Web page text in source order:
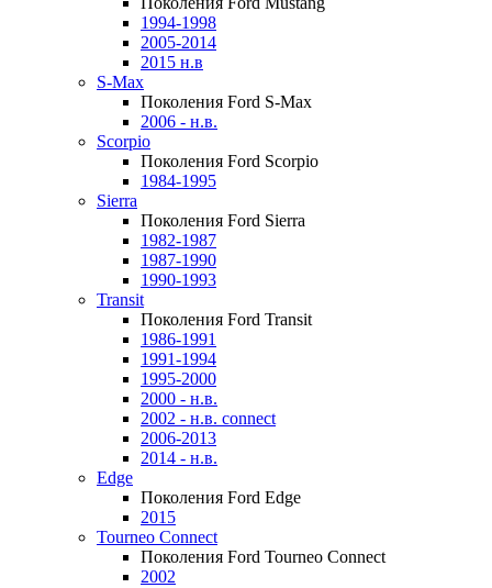
1994-1998
2005-2014
2015 н.в
S-Max
Поколения Ford S-Max
2006 - н.в.
Scorpio
Поколения Ford Scorpio
1984-1995
Sierra
Поколения Ford Sierra
1982-1987
1987-1990
1990-1993
Transit
Поколения Ford Transit
1986-1991
1991-1994
1995-2000
2000 - н.в.
2002 - н.в. connect
2006-2013
2014 - н.в.
Edge
Поколения Ford Edge
2015
Tourneo Connect
Поколения Ford Tourneo Connect
2002